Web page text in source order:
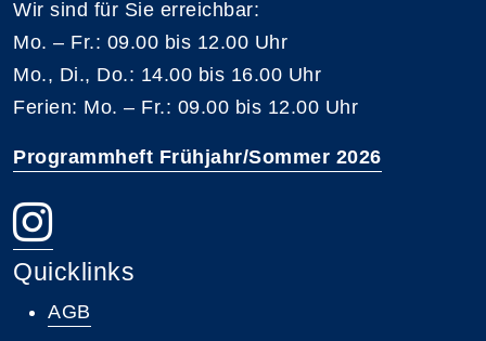
Wir sind für Sie erreichbar:
Mo. – Fr.: 09.00 bis 12.00 Uhr
Mo., Di., Do.: 14.00 bis 16.00 Uhr
Ferien: Mo. – Fr.: 09.00 bis 12.00 Uhr
Programmheft Frühjahr/Sommer 2026
Quicklinks
AGB